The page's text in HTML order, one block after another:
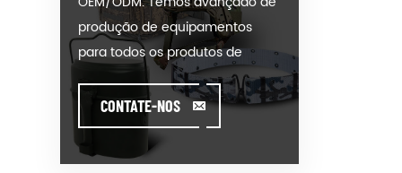
produção de equipamentos
para todos os produtos de
nossas categorias. Poderíamos
colocar seu anuncio em nosso
hot-modelo de venda ou ajudar
você a produzir ordens quando
CONTATE-NOS